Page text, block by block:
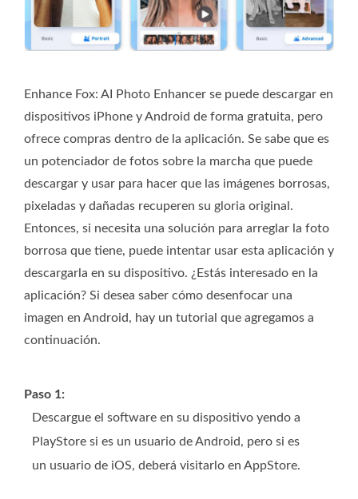
Enhance Fox: AI Photo Enhancer se puede descargar en
dispositivos iPhone y Android de forma gratuita, pero
ofrece compras dentro de la aplicación. Se sabe que es
un potenciador de fotos sobre la marcha que puede
descargar y usar para hacer que las imágenes borrosas,
pixeladas y dañadas recuperen su gloria original.
Entonces, si necesita una solución para arreglar la foto
borrosa que tiene, puede intentar usar esta aplicación y
descargarla en su dispositivo. ¿Estás interesado en la
aplicación? Si desea saber cómo desenfocar una
imagen en Android, hay un tutorial que agregamos a
continuación.
Paso 1:
Descargue el software en su dispositivo yendo a
PlayStore si es un usuario de Android, pero si es
un usuario de iOS, deberá visitarlo en AppStore.